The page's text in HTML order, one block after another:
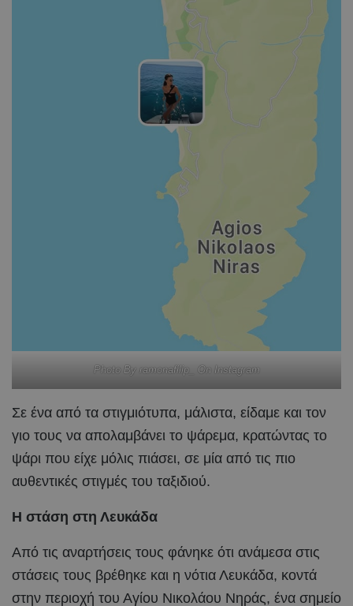
Photo By ramonafilip_ On Instagram
Σε ένα από τα στιγμιότυπα, μάλιστα, είδαμε και τον
γιο τους να απολαμβάνει το ψάρεμα, κρατώντας το
ψάρι που είχε μόλις πιάσει, σε μία από τις πιο
αυθεντικές στιγμές του ταξιδιού.
Η στάση στη Λευκάδα
Από τις αναρτήσεις τους φάνηκε ότι ανάμεσα στις
στάσεις τους βρέθηκε και η νότια Λευκάδα, κοντά
στην περιοχή του Αγίου Νικολάου Νηράς, ένα σημείο